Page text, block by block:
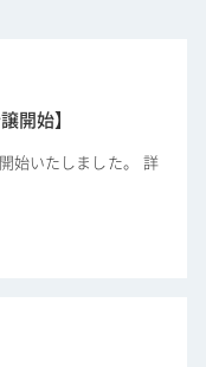
開始】
始いたしました。 詳